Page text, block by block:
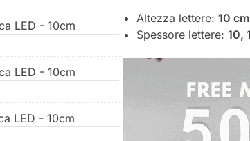
LED - 10cm
LED - 10cm
LED - 10cm
Altezza lettere: 10 cm
Spessore lettere: 10,